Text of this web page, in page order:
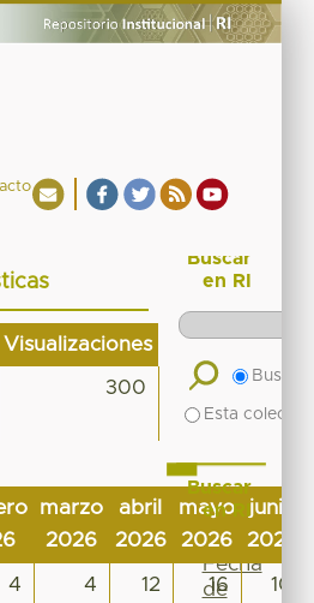
Visualizaciones
300
marzo
2026
abril
2026
mayo
2026
junio
2026
4 4 12 16 10
Buscar
en RI
Buscar
Esta
Buscar
en RI
Por
Fecha
de